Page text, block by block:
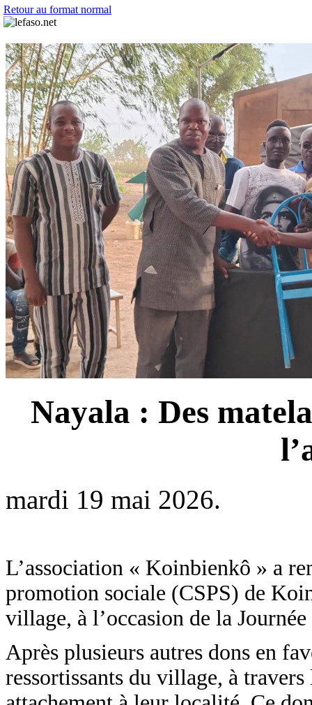
Retour au format normal
Nayala : Des
mardi 19 mai 2026.
L’association « Koinbienkô » a
promotion sociale (CSPS) de
village, à l’occasion de la
Après plusieurs autres dons en
ressortissants du village, à